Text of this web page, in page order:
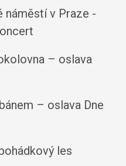
náměstí v Praze -
– oslava
– oslava Dne
les